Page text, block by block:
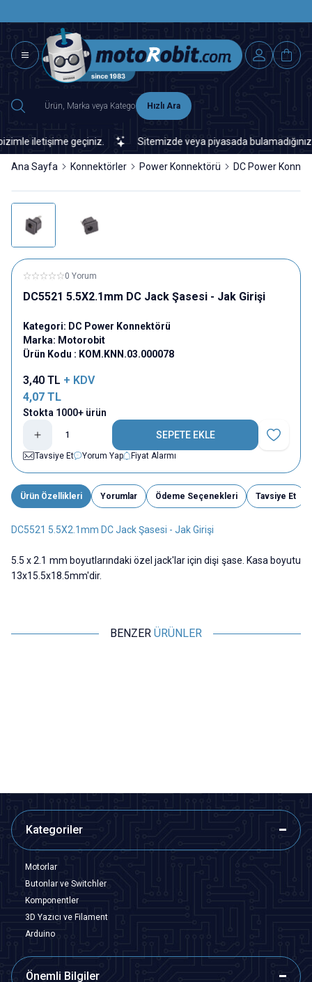
Hızlı Ara
iletişime geçiniz. Sitemizde veya piyasada bulamadığınız
Ana Sayfa Konnektörler Power Konnektörü DC Power
0 Yorum
DC5521 5.5X2.1mm DC Jack Şasesi - Jak Girişi
Kategori: DC Power Konnektörü
Marka: Motorobit
Ürün Kodu : KOM.KNN.03.000078
3,40 TL + KDV
4,07 TL
Stokta 1000+ ürün
SEPETE EKLE
Favoriye
Tavsiye Et
Yorum Yap Fiyat Alarmı
Ürün Özellikleri Yorumlar Ödeme Seçenekleri Tavsiye Et
DC5521 5.5X2.1mm DC Jack Şasesi - Jak Girişi
5.5 x 2.1 mm boyutlarındaki özel jack'lar için dişi şase. Kasa boyutu
13x15.5x18.5mm'dir.
BENZER ÜRÜNLER
Kategoriler
Motorlar
Butonlar ve Switchler
Komponentler
3D Yazıcı ve Filament
Arduino
Önemli Bilgiler